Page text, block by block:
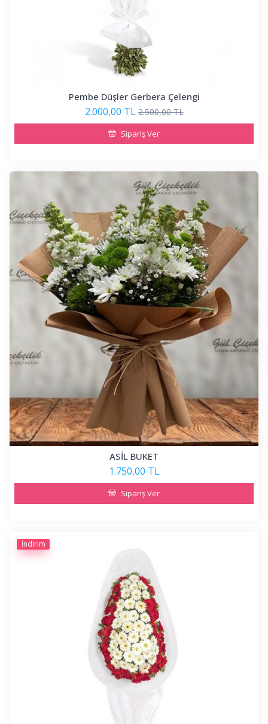
Pembe Düşler Gerbera Çelengi
2.000,00 TL 2.500,00 TL
Sipariş Ver
ASİL BUKET
1.750,00 TL
Sipariş Ver
İndirim